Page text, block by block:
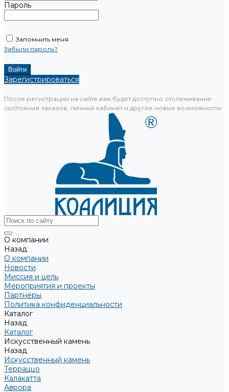
Пароль
Запомнить меня
Забыли пароль?
Зарегистрироваться
После регистрации на сайте вам будет доступно отслеживание
состояния заказов, личный кабинет и другие новые возможности
О компании
Назад
О компании
Новости
Миссия и цель
Мероприятия и проекты
Партнёры
Политика конфиденциальности
Каталог
Назад
Каталог
Искусственный камень
Назад
Искусственный камень
Терраццо
Калакатта
Аврора